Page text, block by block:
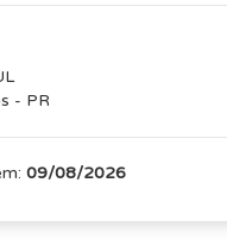
- PR
09/08/2026